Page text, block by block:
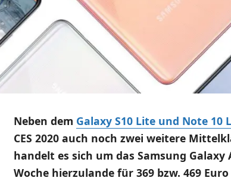
Neben dem Galaxy S10 Lite und Note 10
CES 2020 auch noch zwei weitere
handelt es sich um das Samsung Galaxy
Woche hierzulande für 369 bzw. 469